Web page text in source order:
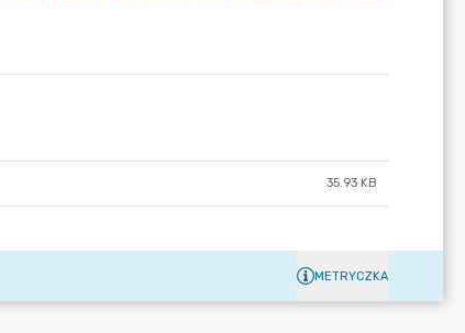
35.93 KB
METRYCZKA